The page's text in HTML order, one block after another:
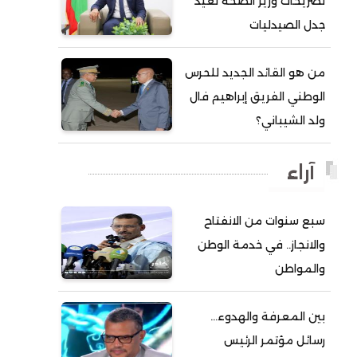
أحمد ولد آبه
أحمد ولد الديه
أحمد ولد السالك
أحمد ولد باهيه
أحمد ولد داداه
أحمد ولد علال
أحمد ولد محمد ديدي
أحمد ولد يحيى
جدل الصيدليات
من هو القائد الجديد للحرس
الوطني الفريق إبراهيم فال
ولد الشيباني؟
آراء
سبع سنوات من الانفتاح
والانجاز.. في خدمة الوطن
والمواطن
بين المعرفة والهدوء…
رسائل مؤتمر الرئيس